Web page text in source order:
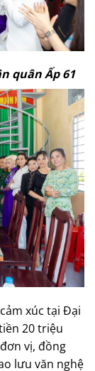
quân Ấp 61
xúc tại Đại
20 triệu
vị, đồng
lưu văn nghệ